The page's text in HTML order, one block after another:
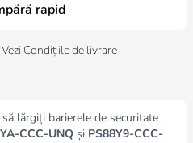
rapid
Vezi Condițiile de livrare
lărgiți barierele de securitate
CCC-UNQ și PS88Y9-CCC-